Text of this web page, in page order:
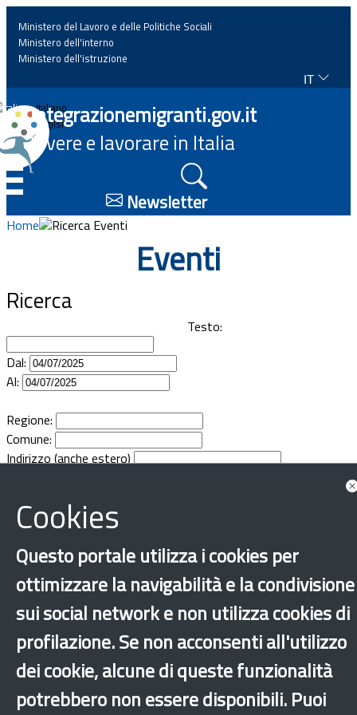
Home
News
Approfondimenti
Progetti
Documenti
Bandi
Guide
Ministero del Lavoro e delle Politiche Sociali
Ministero dell'interno
Ministero dell'istruzione
IT
Italiano
English
Integrazionemigranti.gov.it
Vivere e lavorare in Italia
Newsletter
Home Ricerca Eventi
Eventi
Ricerca
Testo:
Dal:
Al:
Regione:
Comune:
Indirizzo (anche estero)
Cookies
Questo portale utilizza i cookies per
ottimizzare la navigabilità e la condivisione
sui social network e non utilizza cookies di
profilazione. Se non acconsenti all'utilizzo
dei cookie, alcune di queste funzionalità
potrebbero non essere disponibili. Puoi